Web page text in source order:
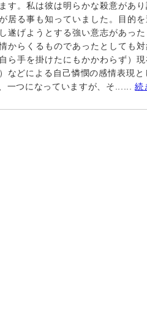
す。私は彼は明らかな殺意があ
居る事も知っていました。目的
遂げようとする強い意志があっ
からくるものであったとしても
ら手を掛けたにもかかわらず）
などによる自己憐憫の感情表現
一つになっていますが、そ......続